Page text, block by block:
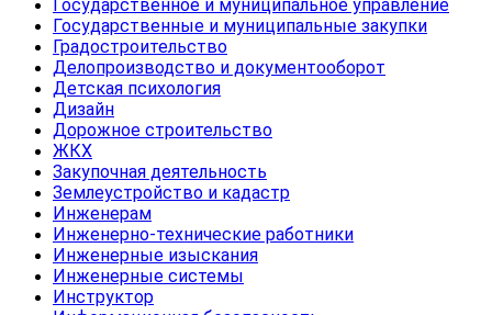
Государственное и муниципальное управление
Государственные и муниципальные закупки
Градостроительство
Делопроизводство и документооборот
Детская психология
Дизайн
Дорожное строительство
ЖКХ
Закупочная деятельность
Землеустройство и кадастр
Инженерам
Инженерно-технические работники
Инженерные изыскания
Инженерные системы
Инструктор